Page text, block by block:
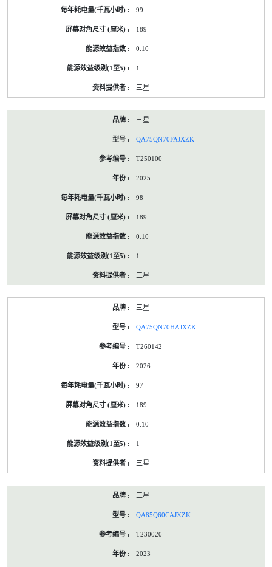
99
189
0.10
1
三星
三星
QA75QN70FAJXZK
T250100
2025
98
189
0.10
1
三星
三星
QA75QN70HAJXZK
T260142
2026
97
189
0.10
1
三星
三星
QA85Q60CAJXZK
T230020
2023